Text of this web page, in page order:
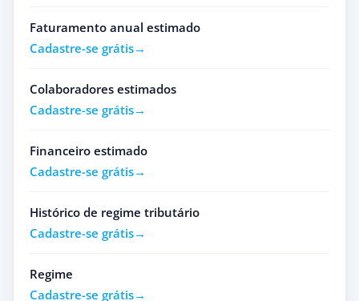
Faturamento anual estimado
Cadastre-se grátis
Colaboradores estimados
Cadastre-se grátis
Financeiro estimado
Cadastre-se grátis
Histórico de regime tributário
Cadastre-se grátis
Regime
Cadastre-se grátis